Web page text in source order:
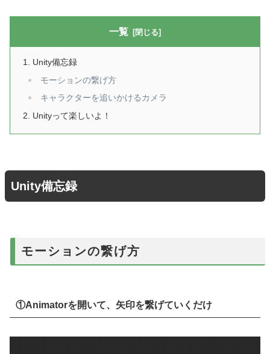
一覧
Unity備忘録
モーションの繋げ方
キャラクターを追いかけるカメラ
Unityって楽しいよ！
Unity備忘録
モーションの繋げ方
①Animatorを開いて、矢印を繋げていくだけ